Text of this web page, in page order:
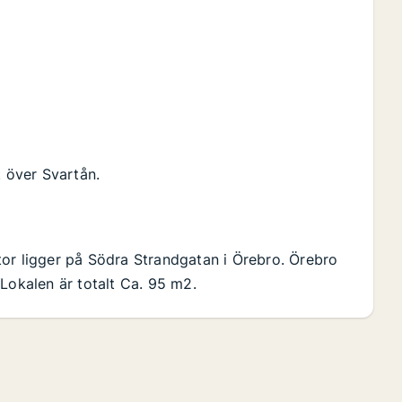
över Svartån.
ligger på Södra Strandgatan i Örebro. Örebro
är totalt Ca. 95 m2.